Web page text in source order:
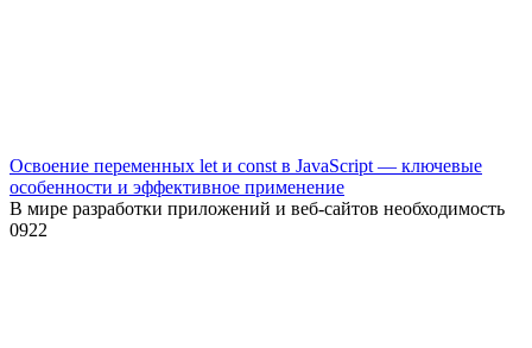
Освоение переменных let и const в JavaScript — ключевые
особенности и эффективное применение
В мире разработки приложений и веб-сайтов необходимость
0922